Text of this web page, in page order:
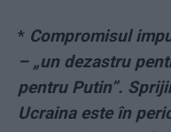
* Compromisul
– „un dezastru
pentru Putin”.
Ucraina este în